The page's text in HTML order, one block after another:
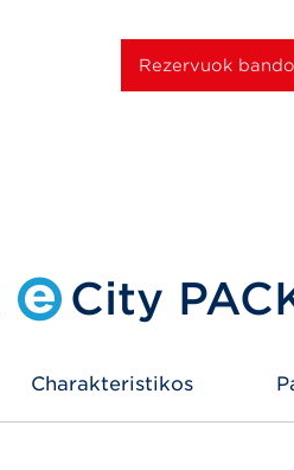
Rezervuok
City
Charakteristikos